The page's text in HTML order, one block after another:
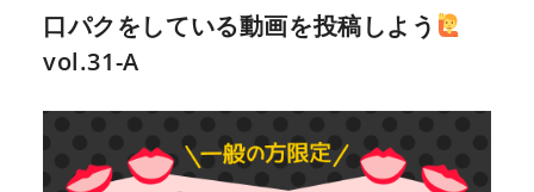
口パクをしている動画を投稿しよう
vol.31-A